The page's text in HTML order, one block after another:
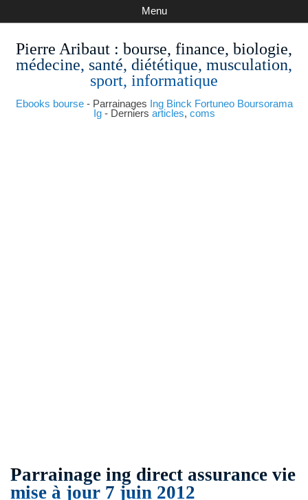
Pierre Aribaut : bourse, finance, biologie,
médecine, santé, diététique, musculation,
sport, informatique
Ebooks bourse- Parrainages Ing Binck Fortuneo Boursorama
Ig- Derniers articles, coms
Menu
Parrainage ing direct assurance vie
mise à jour 7 juin 2012